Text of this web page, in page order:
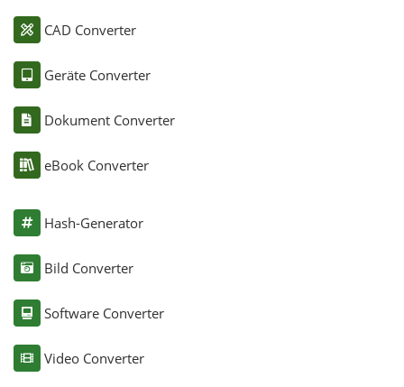
CAD Converter
Geräte Converter
Dokument Converter
eBook Converter
Hash-Generator
Bild Converter
Software Converter
Video Converter